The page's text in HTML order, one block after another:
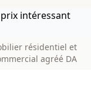
résidentiel et
agréé DA